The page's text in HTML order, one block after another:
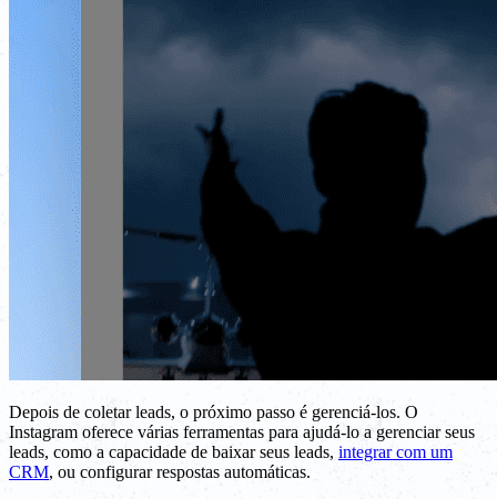
Depois de coletar leads, o próximo passo é gerenciá-los. O
Instagram oferece várias ferramentas para ajudá-lo a gerenciar seus
leads, como a capacidade de baixar seus leads, integrar com um
CRM, ou configurar respostas automáticas.